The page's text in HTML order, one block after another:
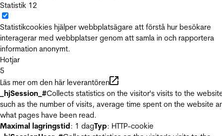
Statistik 12
Statistikcookies hjälper webbplatsägare att förstå hur besökare
interagerar med webbplatser genom att samla in och rapportera
information anonymt.
Hotjar
5
Läs mer om den här leverantören
_hjSession_#Collects statistics on the visitor's visits to the
such as the number of visits, average time spent on the website
what pages have been read.
Maximal lagringstid: 1 dagTyp: HTTP-cookie